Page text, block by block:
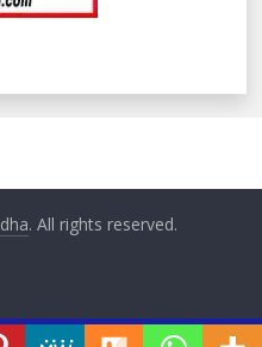
. All rights reserved.